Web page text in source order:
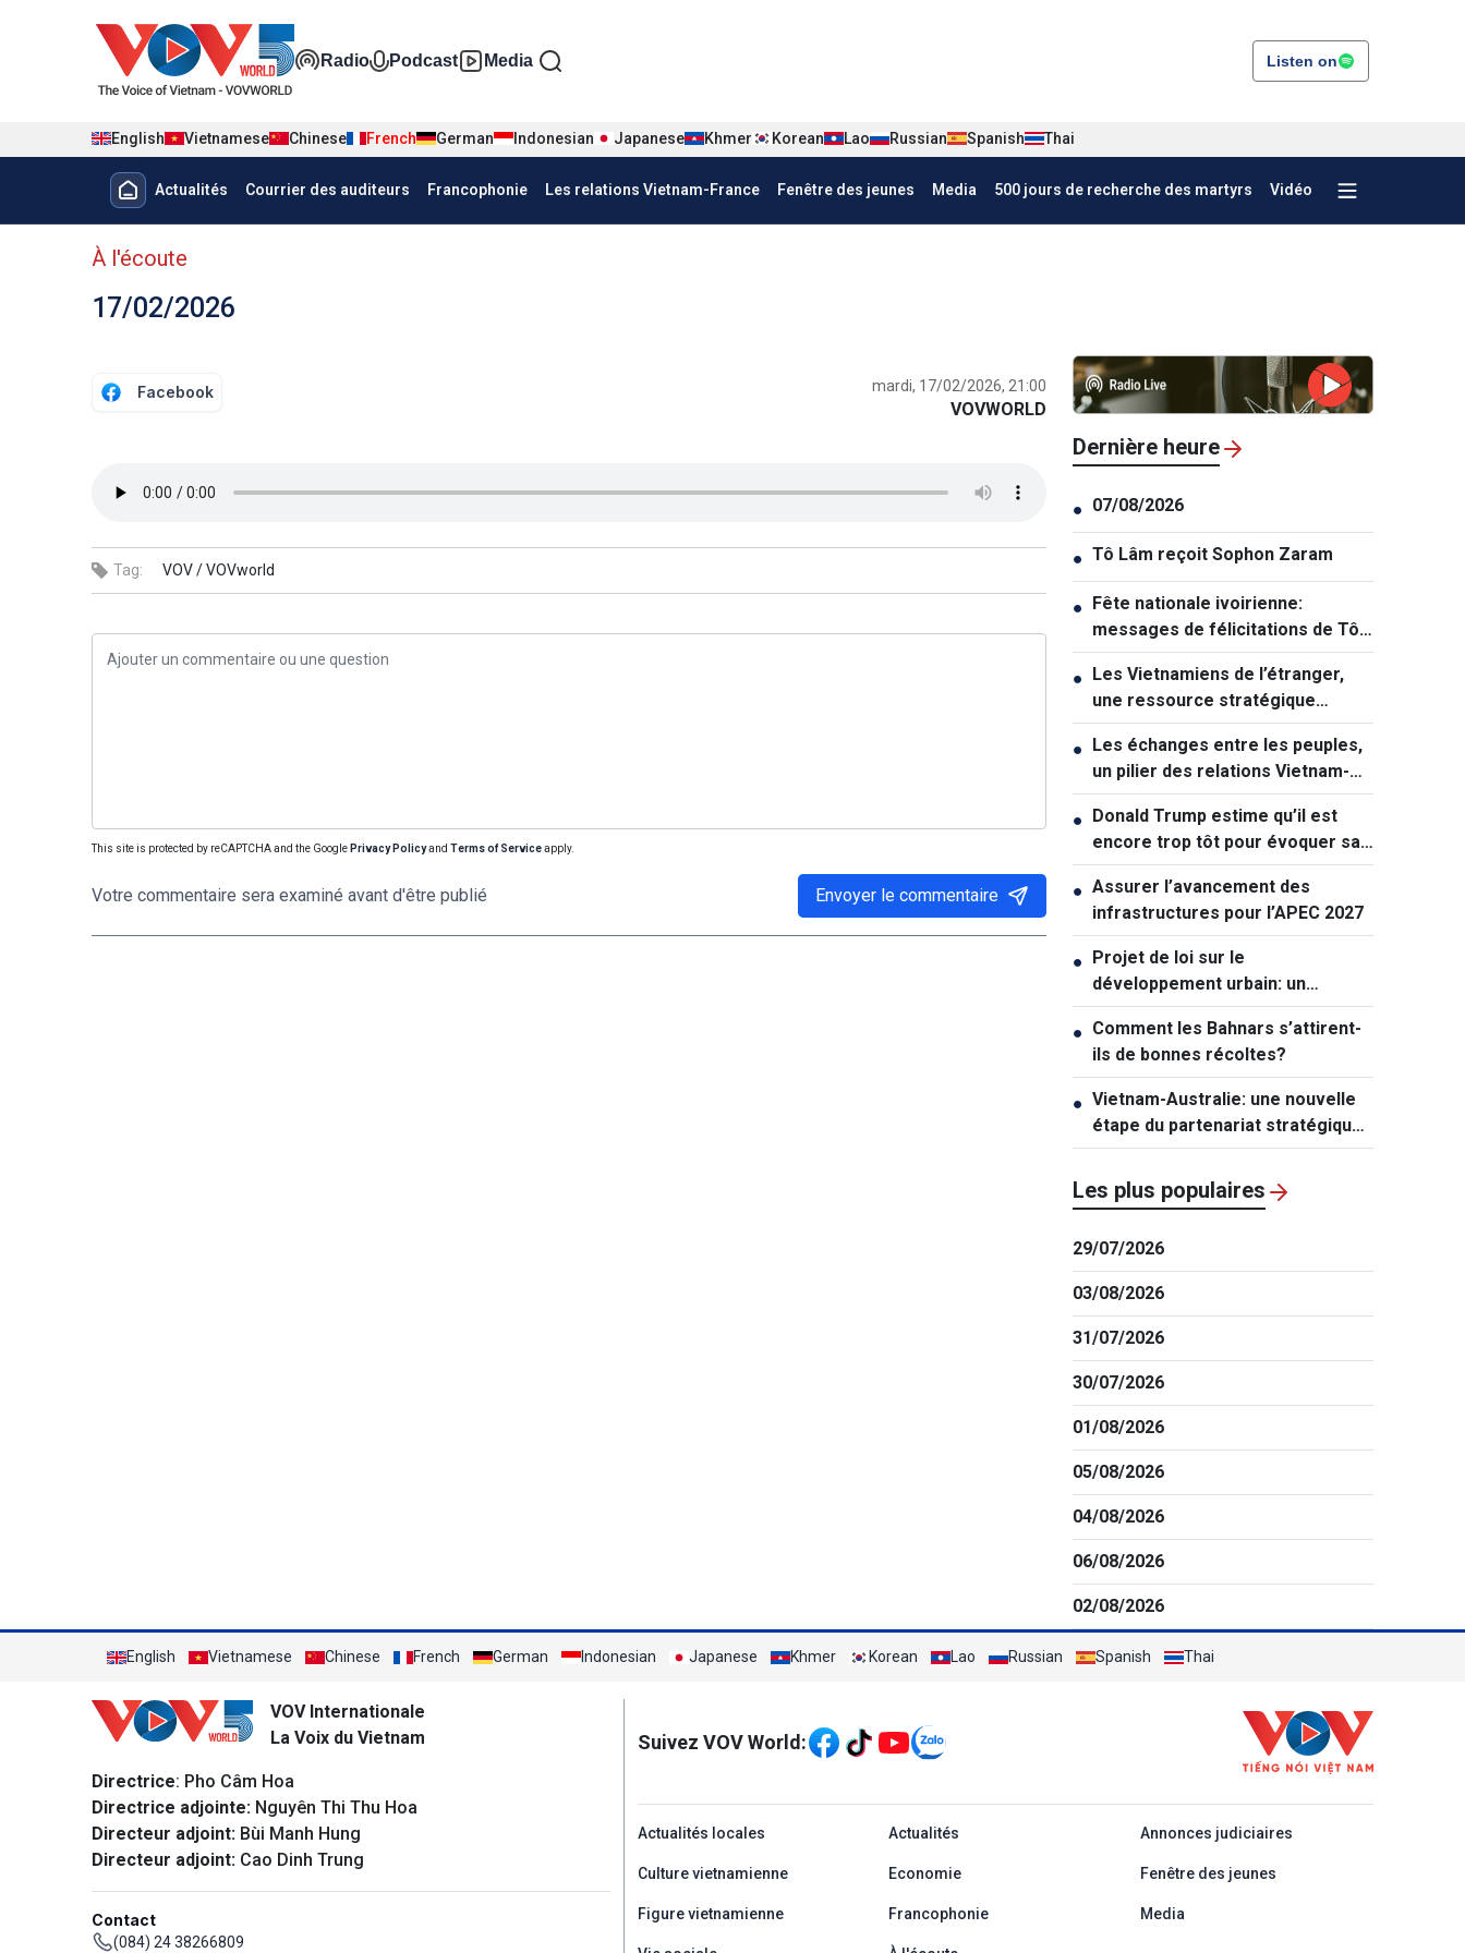
Đa phương tiện tiếng Pháp
Radio Podcast Media Listen on
English Vietnamese Chinese French German Indonesian Japanese Khmer Korean Lao Russian Spanish Thai
Menu trang chủ tiếng Pháp
Actualités Courrier des auditeurs Francophonie Les relations Vietnam-France Fenêtre des jeunes Media 500 jours de recherche des martyrs Vidéo
menu phụ tiếng Pháp
À l'écoute
17/02/2026
Facebook mardi, 17/02/2026, 21:00
VOVWORLD
Tag: VOV /VOVworld
This site is protected by reCAPTCHA and the Google Privacy Policyand Terms of Serviceapply.
Votre commentaire sera examiné avant d'être publié Envoyer le commentaire
Dernière heure
● 07/08/2026
● Tô Lâm reçoit Sophon Zaram
● Fête nationale ivoirienne:
messages de félicitations de Tô
Lâm et de Lê Hoài Trung
● Les Vietnamiens de l’étranger,
une ressource stratégique
majeure contribuant au
renforcement de la puissance
nationale
● Les échanges entre les peuples,
un pilier des relations Vietnam-
Australie
● Donald Trump estime qu’il est
encore trop tôt pour évoquer sa
succession politique
● Assurer l’avancement des
infrastructures pour l’APEC 2027
● Projet de loi sur le
développement urbain: un
mécanisme exceptionnel pour Hô
Chi Minh-ville
● Comment les Bahnars s’attirent-
ils de bonnes récoltes?
● Vietnam-Australie: une nouvelle
étape du partenariat stratégique
global
Les plus populaires
29/07/2026
03/08/2026
31/07/2026
30/07/2026
01/08/2026
05/08/2026
04/08/2026
06/08/2026
02/08/2026
English Vietnamese Chinese French German Indonesian Japanese Khmer Korean Lao Russian Spanish Thai
VOV Internationale
La Voix du Vietnam
Directrice: Pho Câm Hoa
Directrice adjointe: Nguyên Thi Thu Hoa
Directeur adjoint: Bùi Manh Hung
Directeur adjoint: Cao Dinh Trung
Contact
(084) 24 38266809
Mạng xã hội
Suivez VOV World:
menu footer tiếng Pháp
Actualités locales Actualités Annonces judiciaires
Culture vietnamienne Economie Fenêtre des jeunes
Figure vietnamienne Francophonie Media